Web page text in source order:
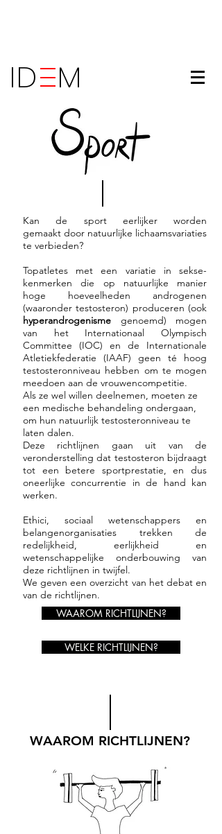
ID M
Kan de sport eerlijker worden
gemaakt door natuurlijke lichaamsvariaties
te verbieden?
Topatletes met een variatie in sekse-
kenmerken die op natuurlijke manier
hoge hoeveelheden androgenen
(waaronder testosteron) produceren (ook
hyperandrogenisme genoemd) mogen
van het Internationaal Olympisch
Committee (IOC) en de Internationale
Atletiekfederatie (IAAF) geen té hoog
testosteronniveau hebben om te mogen
meedoen aan de vrouwencompetitie.
Als ze wel willen deelnemen, moeten ze
een medische behandeling ondergaan,
om hun natuurlijk testosteronniveau te
laten dalen.
Deze richtlijnen gaan uit van de
veronderstelling dat testosteron bijdraagt
tot een betere sportprestatie, en dus
oneerlijke concurrentie in de hand kan
werken.
Ethici, sociaal wetenschappers en
belangenorganisaties trekken de
redelijkheid, eerlijkheid en
wetenschappelijke onderbouwing van
deze richtlijnen in twijfel.
We geven een overzicht van het debat en
van de richtlijnen.
WAAROM RICHTLIJNEN?
WELKE RICHTLIJNEN?
WAAROM RICHTLIJNEN?